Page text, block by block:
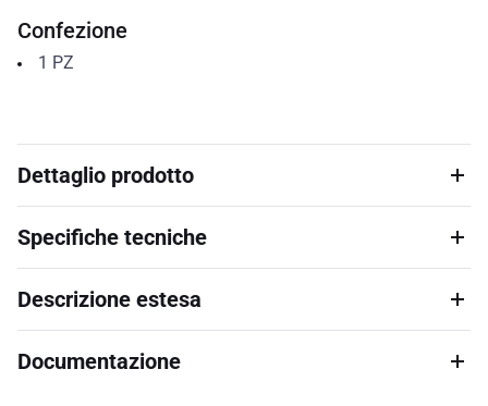
Confezione
1 PZ
Dettaglio prodotto
Specifiche tecniche
Descrizione estesa
Documentazione